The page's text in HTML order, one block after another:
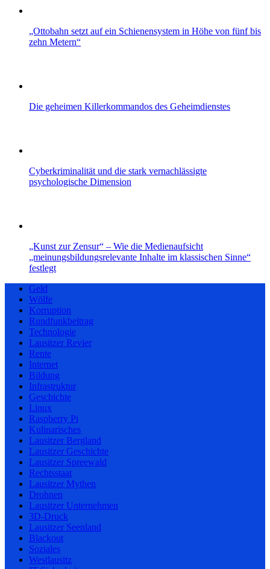
„Ottobahn setzt auf ein Schienensystem in Höhe von fünf bis
zehn Metern“
Die geheimen Killerkommandos des Geheimdienstes
Cyberkriminalität und die stark vernachlässigte
psychologische Dimension
„Kunst zur Zensur“ – Wie die Medienaufsicht
„meinungsbildungsrelevante Inhalte im klassischen Sinne“
festlegt
Geld
Wölfe
Korruption
Rundfunkbeitrag
Technologie
Lausitzer Revier
Rente
Internet
Bildung
Infrastruktur
Geschichte
Linux
Raspberry Pi
Kulinarisches
Lausitzer Bergland
Lausitzer Geschichte
Lausitzer Spreewald
Rechtsstaat
Lausitzer Mythen
Drohnen
Lausitzer Unternehmen
3D-Druck
Lausitzer Seenland
Blackout
Soziales
Westlausitz